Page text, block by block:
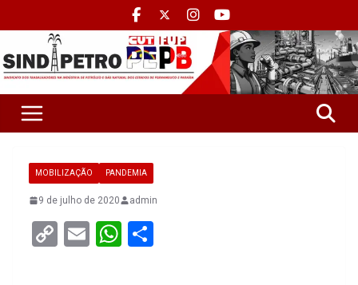
MOBILIZAÇÃO PANDEMIA
9 de julho de 2020 admin
C
E
W